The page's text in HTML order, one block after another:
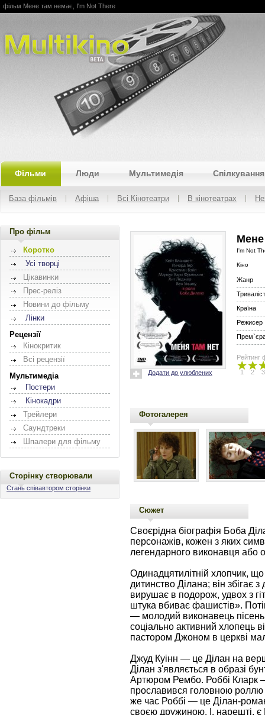
Multikino
фільм Мене там немає, I'm Not There
Фільми Люди Мультимедія Спілкування
База фільмів Афіша Всі Кінотеатри В кінотеатрах
Про фільм
Коротко
Усі творці
Цікавинки
Прес-реліз
Новини до фільму
Лінки
Рецензії
Кінокритик
Всі рецензії
Мультимедіа
Постери
Кінокадри
Трейлери
Саундтреки
Шпалери для фільму
Сторінку створювали
Стань співавтором сторінки
Додати до улюблених
Мене
I'm Not
Кіно
Жанр
Країна
Режисер
Прем`єра
Рейтинг
1 2 3
Фотогалерея
Сюжет
Своєрідна біографія Боба
персонажів, кожен з яких
легендарного виконавця або
Одинадцятилітній хлопчик,
дитинство Ділана; він збігає
вирушає в подорож, удвох з
штука вбиває фашистів».
— молодий виконавець
соціально активний хлопець
пастором Джоном в церкві
Джуд Куінн — це Ділан на
Ділан з'являється в образі
Артюром Рембо. Роббі Кларк
прославився головною роллю
же час Роббі — це Ділан-
своєю дружиною. І, нарешті,